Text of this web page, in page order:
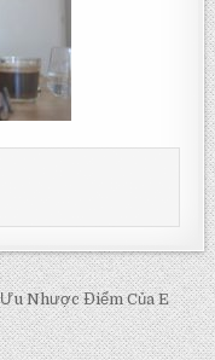
Nhược Điểm Của E